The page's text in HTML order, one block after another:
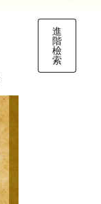
進
階
檢
索